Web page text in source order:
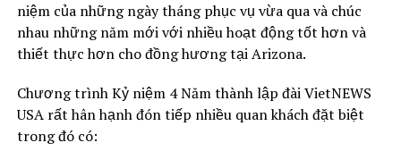
niệm của những ngày tháng phục vụ vừa qua và chúc
nhau những năm mới với nhiều hoạt động tốt hơn và
thiết thực hơn cho đồng hương tại Arizona.
Chương trình Kỷ niệm 4 Năm thành lập đài VietNEWS
USA rất hân hạnh đón tiếp nhiều quan khách đặt biệt
trong đó có: